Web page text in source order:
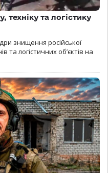
техніку та логістику
знищення російської
та логістичних об’єктів на